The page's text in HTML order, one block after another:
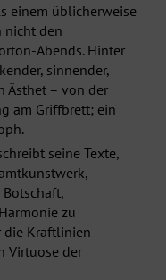
einem üblicherweise
nicht den
Abends. Hinter
sinnender,
Ästhet – von der
am Griffbrett; ein
seine Texte,
zu
die Kraftlinien
Virtuose der